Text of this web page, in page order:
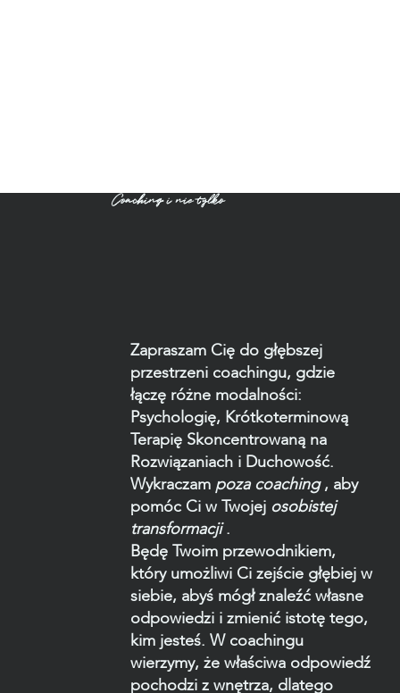
Coaching i nie tylko
Zapraszam Cię do głębszej
przestrzeni coachingu, gdzie
łączę różne modalności:
Psychologię, Krótkoterminową
Terapię Skoncentrowaną na
Rozwiązaniach i Duchowość.
Wykraczam poza coaching, aby
pomóc Ci w Twojej osobistej
transformacji.
Będę Twoim przewodnikiem,
który umożliwi Ci zejście głębiej w
siebie, abyś mógł znaleźć własne
odpowiedzi i zmienić istotę tego,
kim jesteś. W coachingu
wierzymy, że właściwa odpowiedź
pochodzi z wnętrza, dlatego